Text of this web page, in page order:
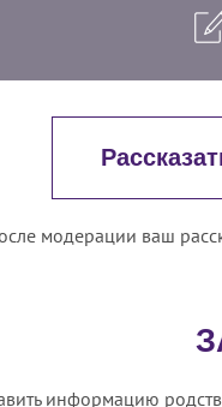
модерации ваш
информацию